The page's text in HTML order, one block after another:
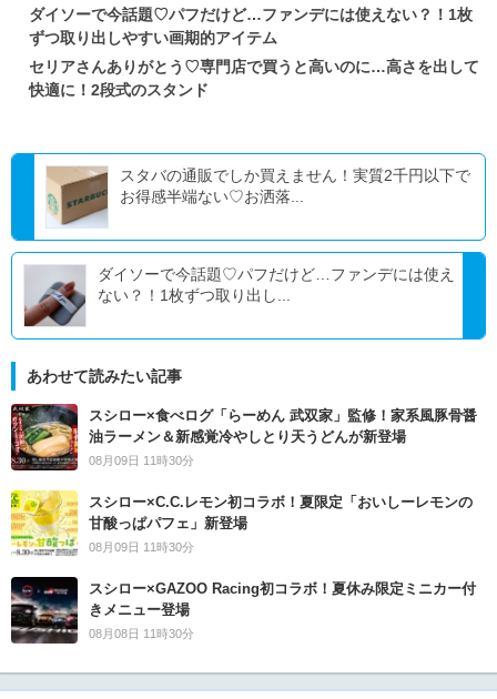
ダイソーで今話題♡パフだけど…ファンデには使えない？！1枚
ずつ取り出しやすい画期的アイテム
セリアさんありがとう♡専門店で買うと高いのに…高さを出して
快適に！2段式のスタンド
スタバの通販でしか買えません！実質2千円以下で
お得感半端ない♡お洒落...
ダイソーで今話題♡パフだけど…ファンデには使え
ない？！1枚ずつ取り出し...
あわせて読みたい記事
スシロー×食べログ「らーめん 武双家」監修！家系風豚骨醤
油ラーメン＆新感覚冷やしとり天うどんが新登場
08月09日 11時30分
スシロー×C.C.レモン初コラボ！夏限定「おいしーレモンの
甘酸っぱパフェ」新登場
08月09日 11時30分
スシロー×GAZOO Racing初コラボ！夏休み限定ミニカー付
きメニュー登場
08月08日 11時30分